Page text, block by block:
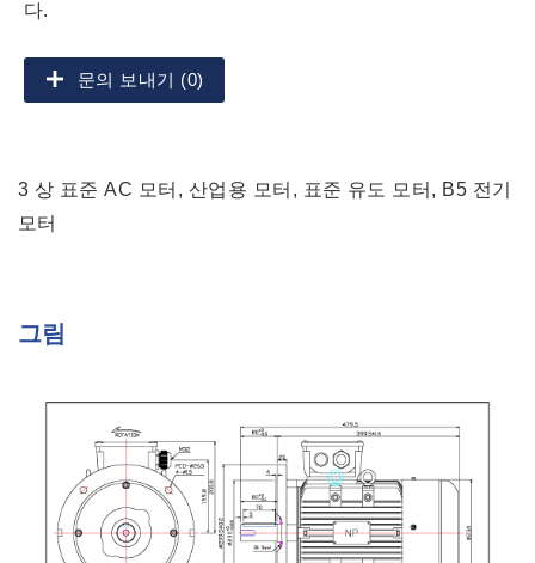
다.
문의 보내기 (0)
3 상 표준 AC 모터, 산업용 모터, 표준 유도 모터, B5 전기
모터
그림